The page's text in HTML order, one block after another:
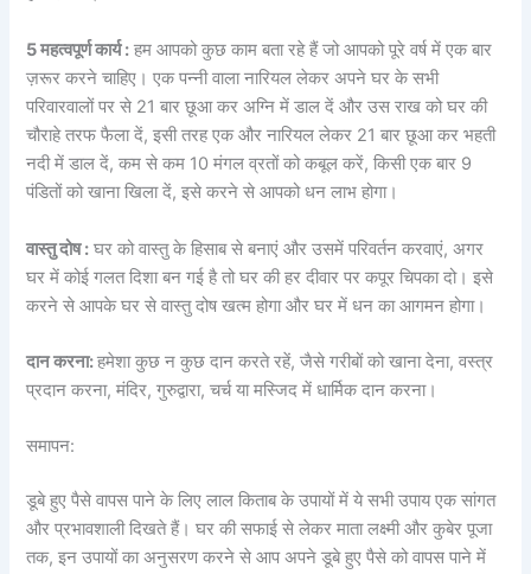
5 महत्वपूर्ण कार्य : हम आपको कुछ काम बता रहे हैं जो आपको पूरे वर्ष में एक बार
ज़रूर करने चाहिए। एक पन्नी वाला नारियल लेकर अपने घर के सभी
परिवारवालों पर से 21 बार छूआ कर अग्नि में डाल दें और उस राख को घर की
चौराहे तरफ फैला दें, इसी तरह एक और नारियल लेकर 21 बार छूआ कर भहती
नदी में डाल दें, कम से कम 10 मंगल व्रतों को कबूल करें, किसी एक बार 9
पंडितों को खाना खिला दें, इसे करने से आपको धन लाभ होगा।
वास्तु दोष : घर को वास्तु के हिसाब से बनाएं और उसमें परिवर्तन करवाएं, अगर
घर में कोई गलत दिशा बन गई है तो घर की हर दीवार पर कपूर चिपका दो। इसे
करने से आपके घर से वास्तु दोष खत्म होगा और घर में धन का आगमन होगा।
दान करना:हमेशा कुछ न कुछ दान करते रहें, जैसे गरीबों को खाना देना, वस्त्र
प्रदान करना, मंदिर, गुरुद्वारा, चर्च या मस्जिद में धार्मिक दान करना।
समापन:
डूबे हुए पैसे वापस पाने के लिए लाल किताब के उपायों में ये सभी उपाय एक सांगत
और प्रभावशाली दिखते हैं। घर की सफाई से लेकर माता लक्ष्मी और कुबेर पूजा
तक, इन उपायों का अनुसरण करने से आप अपने डूबे हुए पैसे को वापस पाने में